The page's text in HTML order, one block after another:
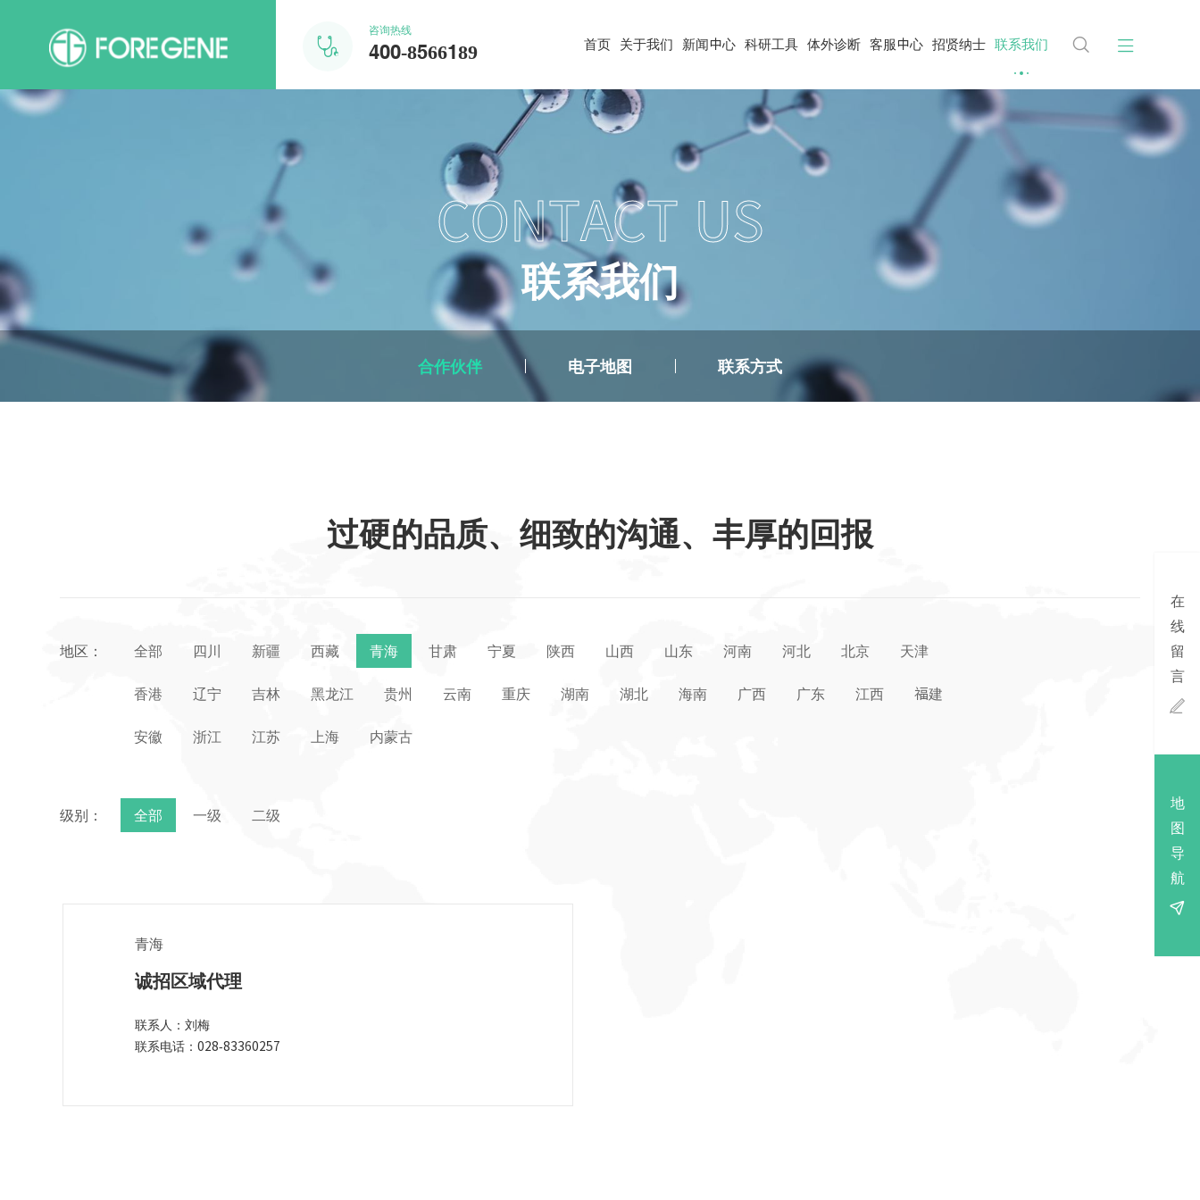

咨询热线
400-8566189 首页 关于我们 新闻中心 科研工具 体外诊断 客服中心 招贤纳士 联系我们  
在
线
留
言

地
图
导
航

CONTACT US
联系我们
合作伙伴 电子地图 联系方式
过硬的品质、细致的沟通、丰厚的回报
地区： 全部 四川 新疆 西藏 青海 甘肃 宁夏 陕西 山西 山东 河南 河北 北京 天津
香港 辽宁 吉林 黑龙江 贵州 云南 重庆 湖南 湖北 海南 广西 广东 江西 福建
安徽 浙江 江苏 上海 内蒙古
级别： 全部 一级 二级
青海
诚招区域代理
联系人：刘梅
联系电话：028-83360257